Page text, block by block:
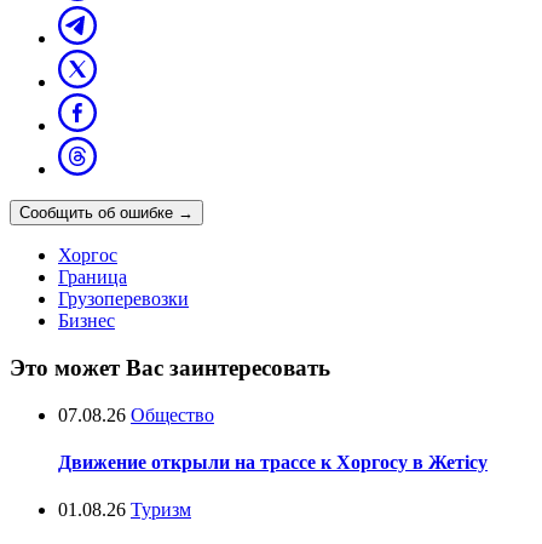
Сообщить об ошибке →
Хоргос
Граница
Грузоперевозки
Бизнес
Это может Вас заинтересовать
07.08.26 Общество
Движение открыли на трассе к Хоргосу в Жетісу
01.08.26 Туризм